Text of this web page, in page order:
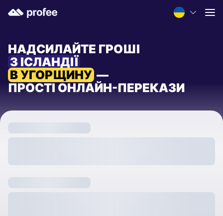
НАДСИЛАЙТЕ ГРОШІ
З ІСЛАНДІЇ
В УГОРЩИНУ —
ПРОСТІ ОНЛАЙН-ПЕРЕКАЗИ